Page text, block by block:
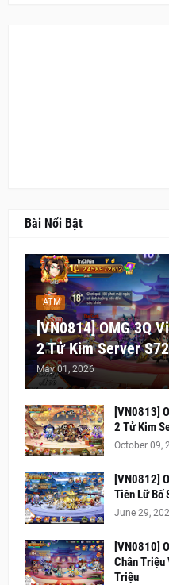
Bài Nổi Bật
ATM
[VN0814] OMG 3Q
2 Tử Kim Server
May 01, 2026
[VN0813]
2 Tử Kim
October 09,
[VN0812]
Tiên Lữ Bố
June 29,
[VN0810]
Chân Triệu
Triệu